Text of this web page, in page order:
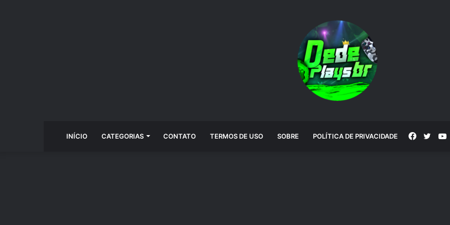
INÍCIO CATEGORIAS CONTATO TERMOS DE USO SOBRE POLÍTICA DE PRIVACIDADE Facebook